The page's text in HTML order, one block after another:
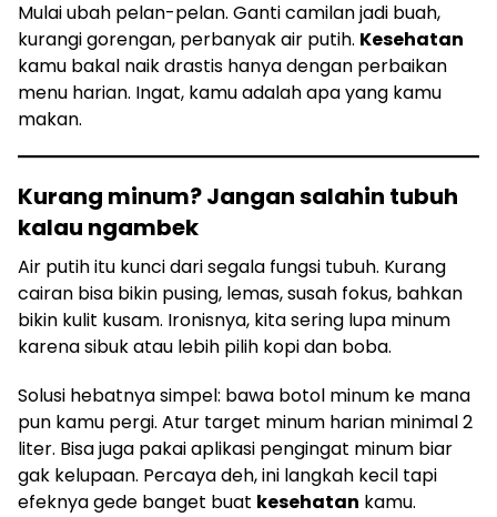
Mulai ubah pelan-pelan. Ganti camilan jadi buah,
kurangi gorengan, perbanyak air putih. Kesehatan
kamu bakal naik drastis hanya dengan perbaikan
menu harian. Ingat, kamu adalah apa yang kamu
makan.
Kurang minum? Jangan salahin tubuh
kalau ngambek
Air putih itu kunci dari segala fungsi tubuh. Kurang
cairan bisa bikin pusing, lemas, susah fokus, bahkan
bikin kulit kusam. Ironisnya, kita sering lupa minum
karena sibuk atau lebih pilih kopi dan boba.
Solusi hebatnya simpel: bawa botol minum ke mana
pun kamu pergi. Atur target minum harian minimal 2
liter. Bisa juga pakai aplikasi pengingat minum biar
gak kelupaan. Percaya deh, ini langkah kecil tapi
efeknya gede banget buat kesehatan kamu.